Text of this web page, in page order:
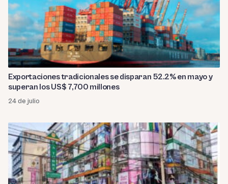
Exportaciones tradicionales se disparan 52.2% en mayo y
superan los US$ 7,700 millones
24 de julio